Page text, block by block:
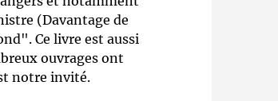
Qui sommes-nous ?
(Davantage de
Ce livre est aussi
ouvrages ont
notre invité.